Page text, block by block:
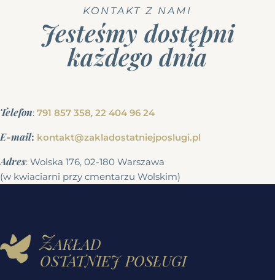
KONTAKT Z NAMI
Jesteśmy dostępni
każdego dnia
Telefon: 791 857 358, 22 404 96 24
E-mail: kontakt@zakladostatniejposlugi.pl
Adres: Wolska 176, 02-180 Warszawa
(w kwiaciarni przy cmentarzu Wolskim)
Zakład
ostatniej posługi